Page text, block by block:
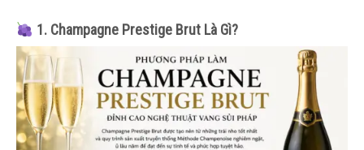
1. Champagne Prestige Brut Là Gì?